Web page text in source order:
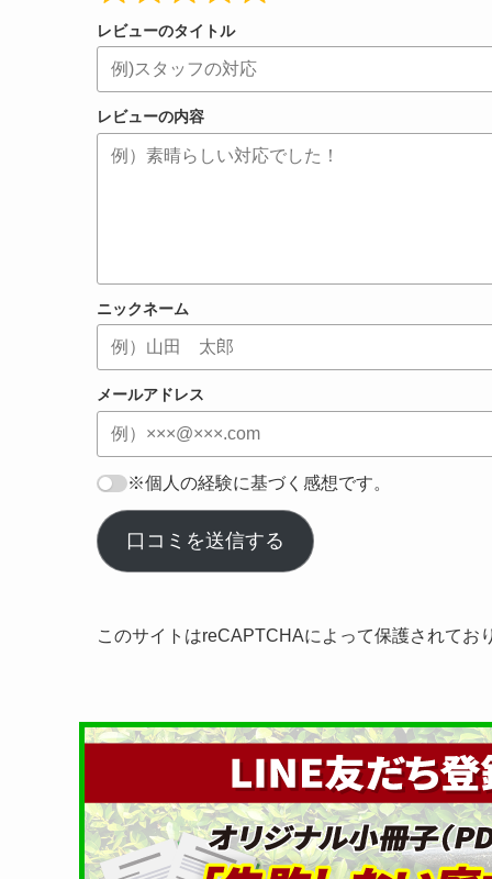
レビューのタイトル
レビューの内容
ニックネーム
メールアドレス
※個人の経験に基づく感想です。
口コミを送信する
このサイトはreCAPTCHAによって保護されてお